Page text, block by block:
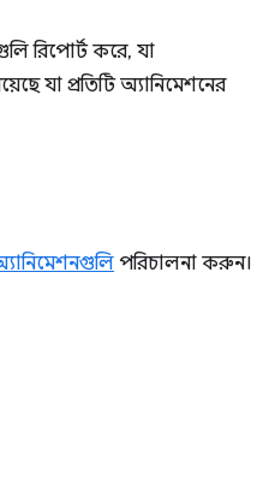
রিপোর্ট করে, যা
যা প্রতিটি অ্যানিমেশনের
পরিচালনা করুন।